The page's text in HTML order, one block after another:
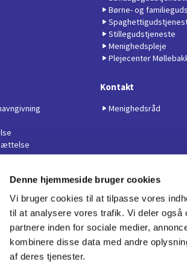
Denne hjemmeside bruger cookies
Vi bruger cookies til at tilpasse vores
til at analysere vores trafik. Vi deler
partnere inden for sociale medier,
kombinere disse data med andre
af deres tjenester.
Børne- og
Stillegudstjeneste
Menighedspleje
Plejecenter
Kontakt
Menighedsråd